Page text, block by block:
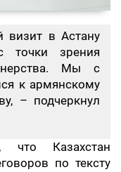
в Астану
точки зрения
Мы с
к армянскому
– подчеркнул
что Казахстан
по тексту